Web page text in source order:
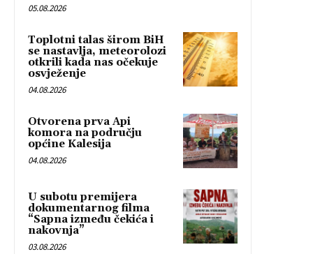
05.08.2026
Toplotni talas širom BiH
se nastavlja, meteorolozi
otkrili kada nas očekuje
osvježenje
04.08.2026
Otvorena prva Api
komora na području
općine Kalesija
04.08.2026
U subotu premijera
dokumentarnog filma
“Sapna između čekića i
nakovnja”
03.08.2026